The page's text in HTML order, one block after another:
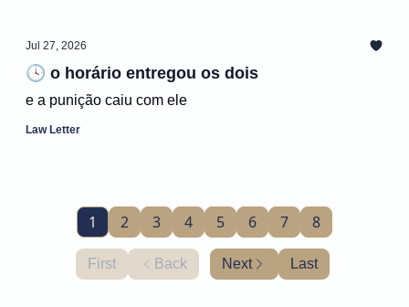
Jul 27, 2026
🕓 o horário entregou os dois
e a punição caiu com ele
Law Letter
First Back
1 2 3 4 5 6 7 8
Next Last